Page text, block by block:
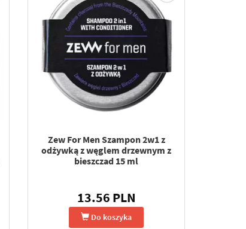
Zew For Men Szampon 2w1 z
odżywką z węglem drzewnym z
bieszczad 15 ml
13.56 PLN
Do koszyka